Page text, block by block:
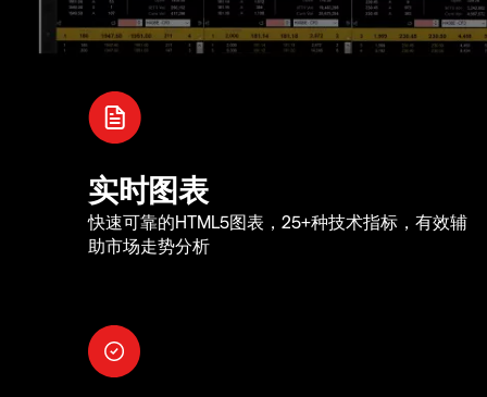
实时图表
快速可靠的HTML5图表，25+种技术指标，有效辅
助市场走势分析